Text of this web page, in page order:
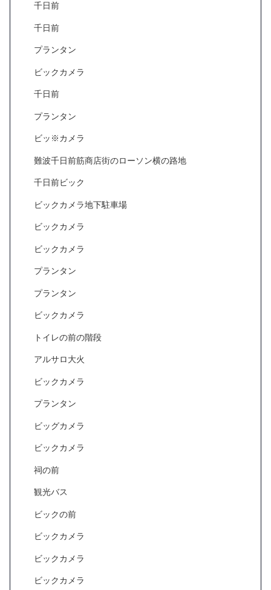
千日前
千日前
プランタン
ビックカメラ
千日前
プランタン
ビッ※カメラ
難波千日前筋商店街のローソン横の路地
千日前ビック
ビックカメラ地下駐車場
ビックカメラ
ビックカメラ
プランタン
プランタン
ビックカメラ
トイレの前の階段
アルサロ大火
ビックカメラ
プランタン
ビッグカメラ
ビックカメラ
祠の前
観光バス
ビックの前
ビックカメラ
ビックカメラ
ビックカメラ